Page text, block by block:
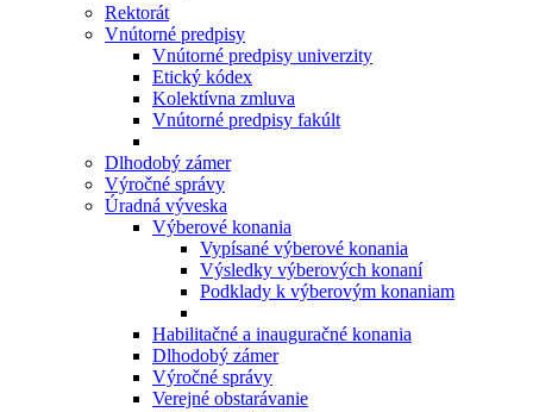
Rektorát
Vnútorné predpisy
Vnútorné predpisy univerzity
Etický kódex
Kolektívna zmluva
Vnútorné predpisy fakúlt
Dlhodobý zámer
Výročné správy
Úradná výveska
Výberové konania
Vypísané výberové konania
Výsledky výberových konaní
Podklady k výberovým konaniam
Habilitačné a inauguračné konania
Dlhodobý zámer
Výročné správy
Verejné obstarávanie